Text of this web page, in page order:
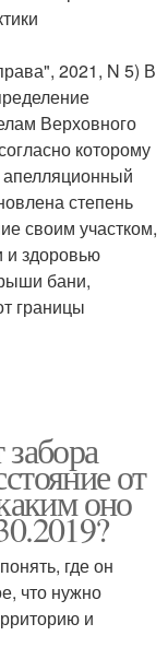
2021, N 5) В
Верховного
которому
степень
своим участком,
и здоровью
бани,
границы
от
оно
где он
что нужно
и